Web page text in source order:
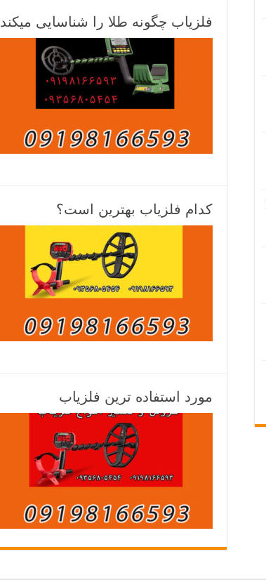
فلزیاب چگونه طلا را شناسایی میکند
کدام فلزیاب بهترین است؟
مورد استفاده ترین فلزیاب